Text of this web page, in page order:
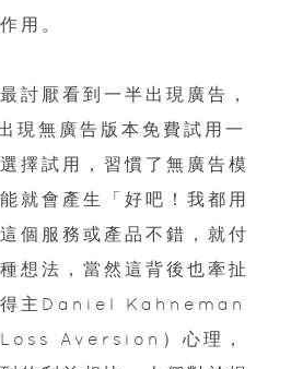
用。
討厭看到一半出現廣告，
無廣告版本免費試用一
擇試用，習慣了無廣告模
就會產生「好吧！我都用
個服務或產品不錯，就付
想法，當然這背後也牽扯
得主Daniel Kahneman
Loss Aversion）心理，